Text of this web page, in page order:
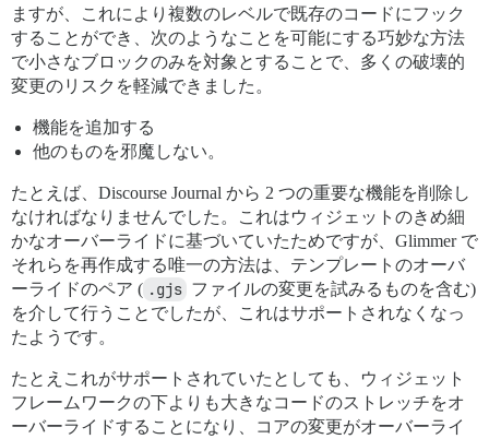
ますが、これにより複数のレベルで既存のコードにフック
することができ、次のようなことを可能にする巧妙な方法
で小さなブロックのみを対象とすることで、多くの破壊的
変更のリスクを軽減できました。
機能を追加する
他のものを邪魔しない。
たとえば、Discourse Journal から 2 つの重要な機能を削除し
なければなりませんでした。これはウィジェットのきめ細
かなオーバーライドに基づいていたためですが、Glimmer で
それらを再作成する唯一の方法は、テンプレートのオーバ
ーライドのペア ( .gjs ファイルの変更を試みるものを含む)
を介して行うことでしたが、これはサポートされなくなっ
たようです。
たとえこれがサポートされていたとしても、ウィジェット
フレームワークの下よりも大きなコードのストレッチをオ
ーバーライドすることになり、コアの変更がオーバーライ